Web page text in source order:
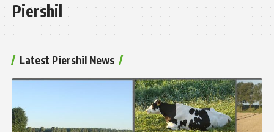
Piershil
Latest Piershil News